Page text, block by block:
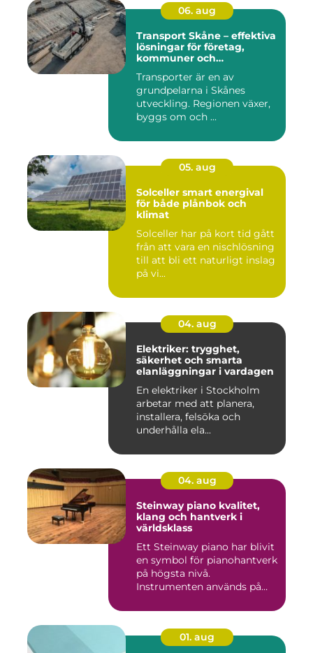
06. aug
Transport Skåne – effektiva
lösningar för företag,
kommuner och
Transporter är en av
grundpelarna i Skånes
utveckling. Regionen växer,
byggs om och ...
05. aug
Solceller smart energival
för både plånbok och
klimat
Solceller har på kort tid gått
från att vara en nischlösning
till att bli ett naturligt inslag
på vi...
04. aug
Elektriker: trygghet,
säkerhet och smarta
elanläggningar i vardagen
En elektriker i Stockholm
arbetar med att planera,
installera, felsöka och
underhålla ela...
04. aug
Steinway piano kvalitet,
klang och hantverk i
världsklass
Ett Steinway piano har blivit
en symbol för pianohantverk
på högsta nivå.
Instrumenten används på
01. aug